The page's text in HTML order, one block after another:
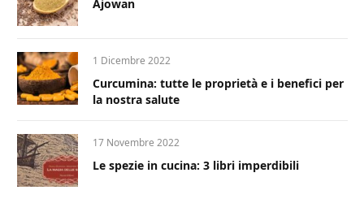
Ajowan
1 Dicembre 2022
Curcumina: tutte le proprietà e i benefici per
la nostra salute
17 Novembre 2022
Le spezie in cucina: 3 libri imperdibili